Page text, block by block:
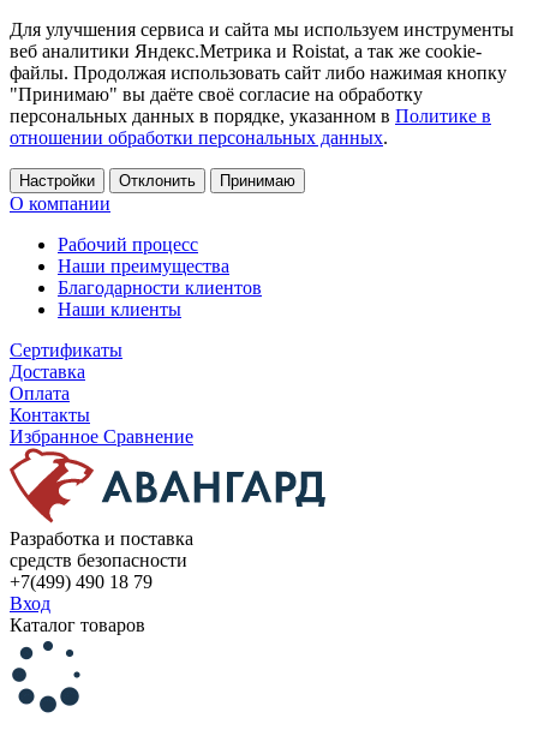
Для улучшения сервиса и сайта мы используем инструменты
веб аналитики Яндекс.Метрика и Roistat, а так же cookie-
файлы. Продолжая использовать сайт либо нажимая кнопку
"Принимаю" вы даёте своё согласие на обработку
персональных данных в порядке, указанном в Политике в
отношении обработки персональных данных.
Настройки Отклонить Принимаю
О компании
Рабочий процесс
Наши преимущества
Благодарности клиентов
Наши клиенты
Сертификаты
Доставка
Оплата
Контакты
Избранное Сравнение
Разработка и поставка
средств безопасности
+7(499) 490 18 79
Вход
Каталог товаров